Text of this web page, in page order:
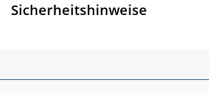
Sicherheitshinweise